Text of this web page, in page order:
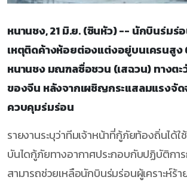
หนานชง, 21 มิ.ย. (ซินหัว) -- นักบินร่มร่
เหตุติดค้างห้อยต่องแต่งอยู่บนเครนสูง
หนานชง มณฑลซื่อชวน (เสฉวน) ทางตะ
ของจีน หลังจากเผชิญกระแสลมแรงจั
ควบคุมร่มร่อน
รายงานระบุว่าทีมเจ้าหน้าที่กู้ภัยท้องถิ่นได้
บันไดกู้ภัยทางอากาศประกอบกับปฏิบัติกา
สามารถช่วยเหลือนักบินร่มร่อนผู้เคราะห์ร้